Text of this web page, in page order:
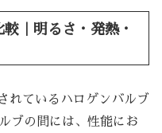
｜明るさ・発熱・
れているハロゲンバルブ
ブの間には、性能にお